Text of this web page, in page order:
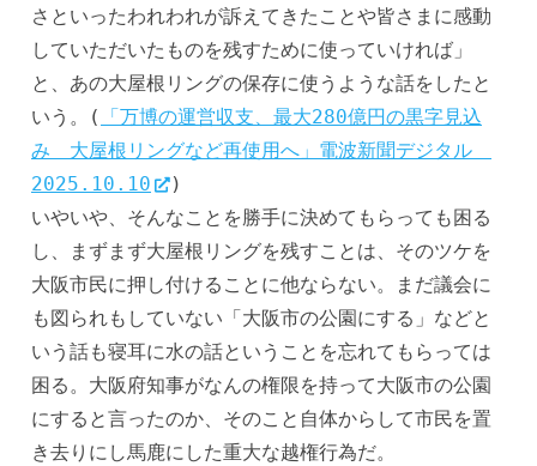
さといったわれわれが訴えてきたことや皆さまに感動
していただいたものを残すために使っていければ」
と、あの大屋根リングの保存に使うような話をしたと
いう。(
「万博の運営収支、最大280億円の黒字見込
み　大屋根リングなど再使用へ」電波新聞デジタル
2025.10.10
)
いやいや、そんなことを勝手に決めてもらっても困る
し、まずまず大屋根リングを残すことは、そのツケを
大阪市民に押し付けることに他ならない。まだ議会に
も図られもしていない「大阪市の公園にする」などと
いう話も寝耳に水の話ということを忘れてもらっては
困る。大阪府知事がなんの権限を持って大阪市の公園
にすると言ったのか、そのこと自体からして市民を置
き去りにし馬鹿にした重大な越権行為だ。